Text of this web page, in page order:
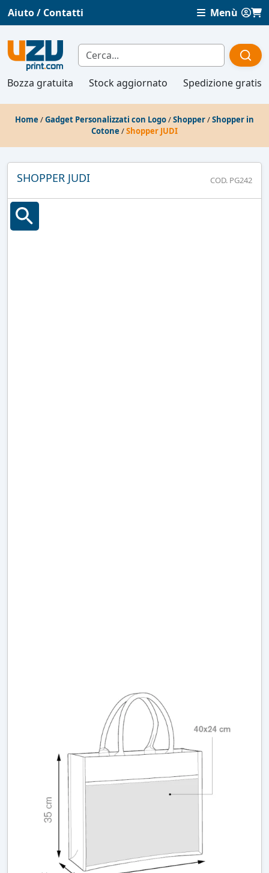
Aiuto / Contatti Menù
Bozza gratuita Stock aggiornato Spedizione gratis
Home /Gadget Personalizzati con Logo/Shopper/Shopper in
Cotone /Shopper JUDI
SHOPPER JUDI COD. PG242